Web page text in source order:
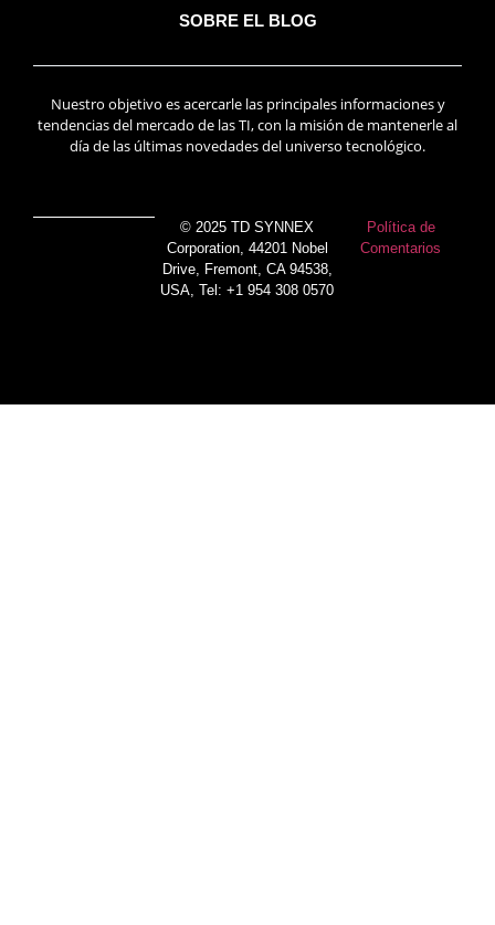
SOBRE EL BLOG
Nuestro objetivo es acercarle las principales informaciones y
tendencias del mercado de las TI, con la misión de mantenerle al
día de las últimas novedades del universo tecnológico.
© 2025 TD SYNNEX
Corporation, 44201 Nobel
Drive, Fremont, CA 94538,
USA, Tel: +1 954 308 0570
Política de
Comentarios